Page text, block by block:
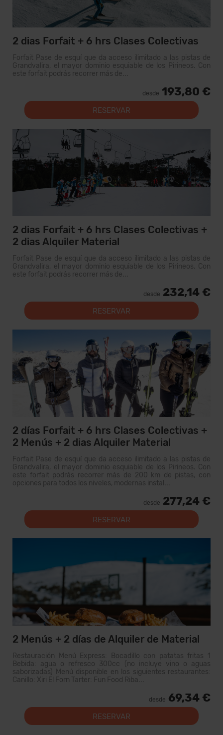
2 dias Forfait + 6 hrs Clases Colectivas
Forfait Pase de esquí que da acceso ilimitado a las pistas de
Grandvalira, el mayor dominio esquiable de los Pirineos. Con
este forfait podrás recorrer más de...
desde 193,80 €
RESERVAR
2 dias Forfait + 6 hrs Clases Colectivas +
2 dias Alquiler Material
Forfait Pase de esquí que da acceso ilimitado a las pistas de
Grandvalira, el mayor dominio esquiable de los Pirineos. Con
este forfait podrás recorrer más de...
desde 232,14 €
RESERVAR
2 días Forfait + 6 hrs Clases Colectivas +
2 Menús + 2 dias Alquiler Material
Forfait Pase de esquí que da acceso ilimitado a las pistas de
Grandvalira, el mayor dominio esquiable de los Pirineos. Con
este forfait podrás recorrer más de 200 km de pistas, con
opciones para todos los niveles, modernas instal...
desde 277,24 €
RESERVAR
2 Menús + 2 días de Alquiler de Material
Restauración Menú Express: Bocadillo con patatas fritas 1
Bebida: agua o refresco 300cc (no incluye vino o aguas
saborizadas) Menú disponible en los siguientes restaurantes:
Canillo: Xiri El Forn Tarter: Fun Food Riba...
desde 69,34 €
RESERVAR